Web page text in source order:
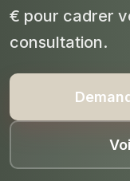
€ pour cadrer
consultation.